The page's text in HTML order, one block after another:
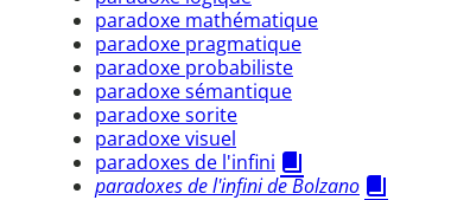
paradoxe mathématique
paradoxe pragmatique
paradoxe probabiliste
paradoxe sémantique
paradoxe sorite
paradoxe visuel
paradoxes de l'infini
paradoxes de l'infini de Bolzano